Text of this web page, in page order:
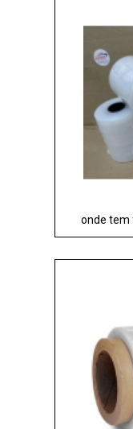
onde tem